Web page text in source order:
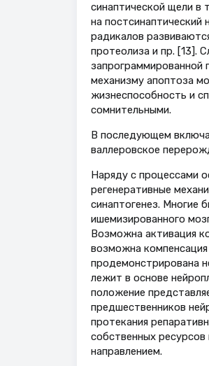
синаптической щели в
на
радикалов
протеолиза и пр. [13].
запрограммированной
механизму апоптоза
жизнеспособность и
сомнительными.
В последующем
валлеровское
Наряду с процессами
регенеративные
синаптогенез. Многие
ишемизированного
Возможна активация
возможна
продемонстрирована
лежит в основе
положение
предшественников
протекания
собственных
направлением.